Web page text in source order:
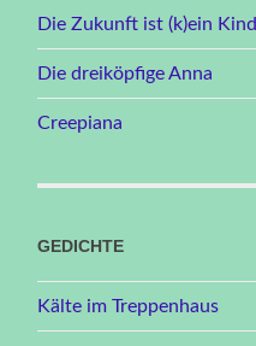
Die Zukunft ist (k)ein
Die dreiköpfige Anna
Creepiana
GEDICHTE
Kälte im Treppenhaus